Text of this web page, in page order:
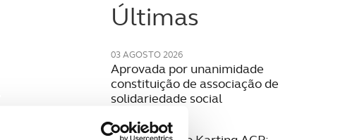
Últimas
03 AGOSTO 2026
Aprovada por unanimidade
constituição de associação de
solidariedade social
28 JULHO 2026